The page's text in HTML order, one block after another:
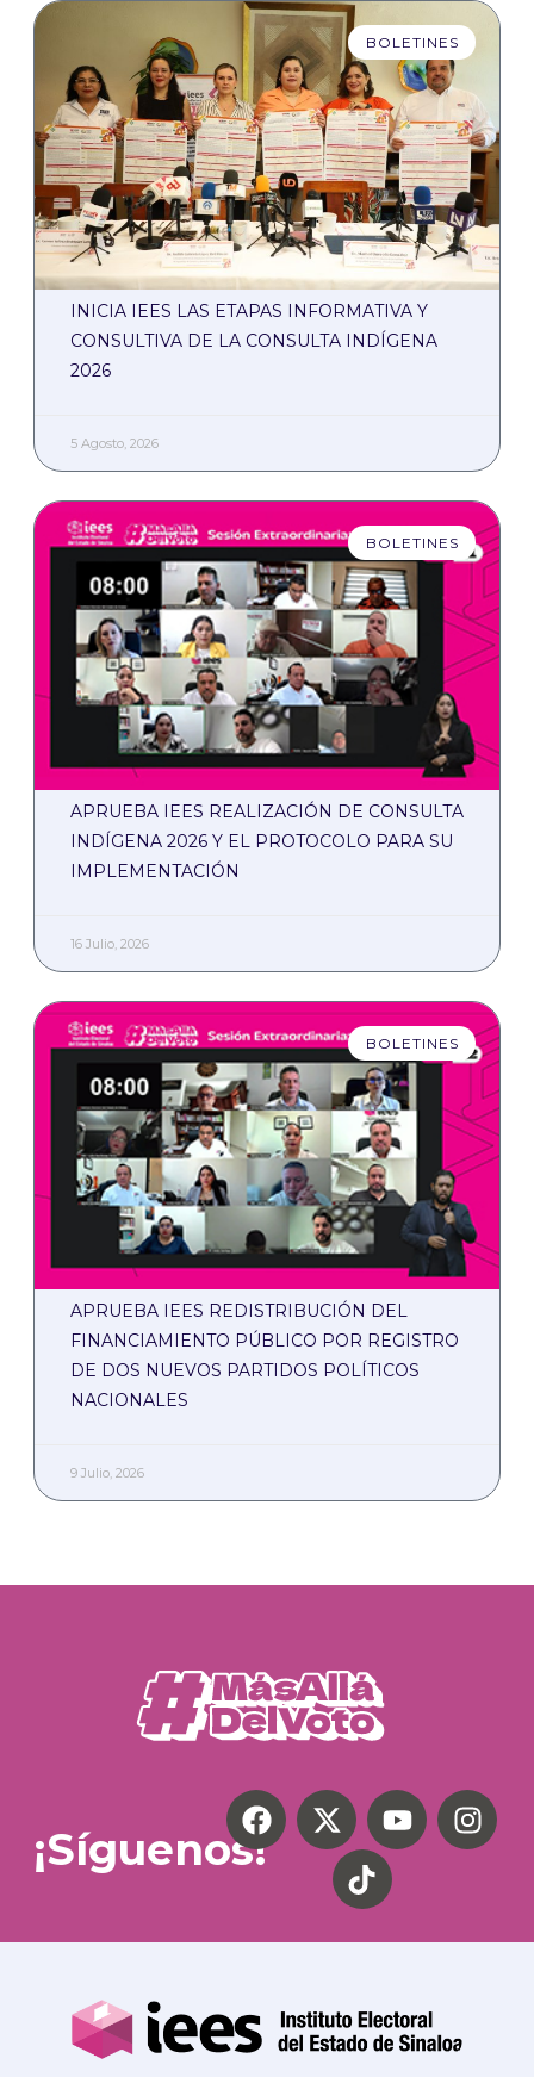
BOLETINES
INICIA IEES LAS ETAPAS INFORMATIVA Y
CONSULTIVA DE LA CONSULTA INDÍGENA
2026
5 Agosto, 2026
BOLETINES
APRUEBA IEES REALIZACIÓN DE CONSULTA
INDÍGENA 2026 Y EL PROTOCOLO PARA SU
IMPLEMENTACIÓN
16 Julio, 2026
BOLETINES
APRUEBA IEES REDISTRIBUCIÓN DEL
FINANCIAMIENTO PÚBLICO POR REGISTRO
DE DOS NUEVOS PARTIDOS POLÍTICOS
NACIONALES
9 Julio, 2026
¡Síguenos!